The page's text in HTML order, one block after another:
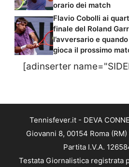
orario dei match
Flavio Cobolli ai
finale del Roland
l’avversario e quando
gioca il prossimo
[adinserter
Tennisfever.it - DEVA
Giovanni 8, 00154 Roma
Partita I.V.A.
Testata Giornalistica registrata